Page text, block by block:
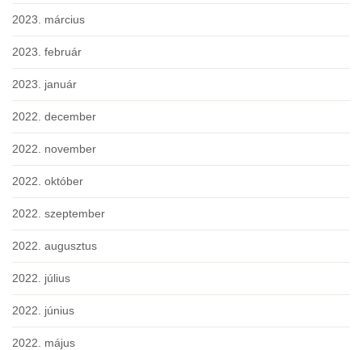
2023. március
2023. február
2023. január
2022. december
2022. november
2022. október
2022. szeptember
2022. augusztus
2022. július
2022. június
2022. május